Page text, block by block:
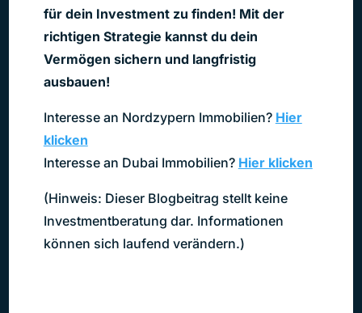
für dein Investment zu finden! Mit der
richtigen Strategie kannst du dein
Vermögen sichern und langfristig
ausbauen!
Interesse an Nordzypern Immobilien? Hier
klicken
Interesse an Dubai Immobilien? Hier klicken
(Hinweis: Dieser Blogbeitrag stellt keine
Investmentberatung dar. Informationen
können sich laufend verändern.)